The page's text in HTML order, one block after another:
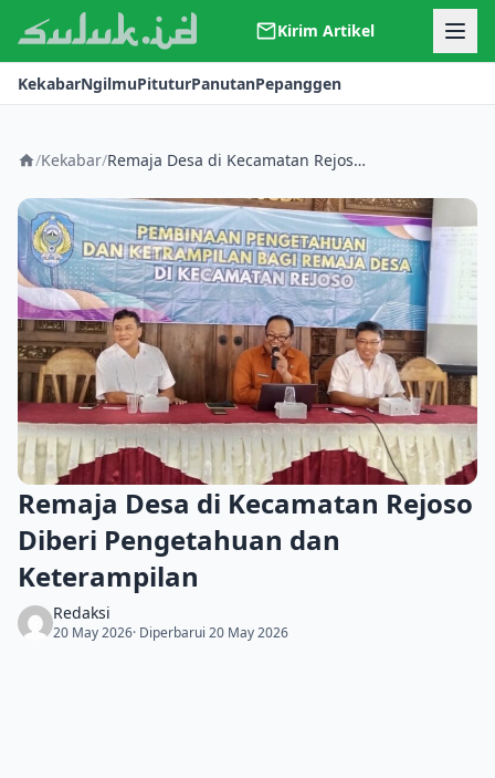
Kirim Artikel
Kerjasama
Kontak
KekabarNgilmuPituturPanutanPepanggen
/Kekabar/ Remaja Desa di Kecamatan Rejoso Diberi Pengetahuan dan Keterampilan
Remaja Desa di Kecamatan Rejoso
Diberi Pengetahuan dan
Keterampilan
Redaksi
20 May 2026· Diperbarui 20 May 2026